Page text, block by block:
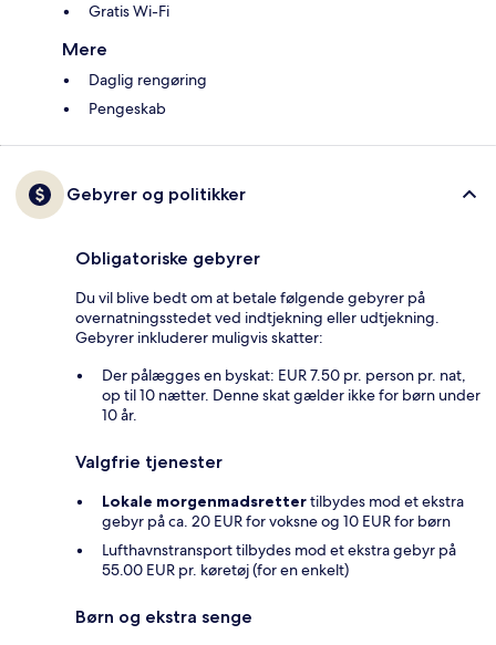
Gratis Wi-Fi
Mere
Daglig rengøring
Pengeskab
Gebyrer og politikker
Obligatoriske gebyrer
Du vil blive bedt om at betale følgende gebyrer på
overnatningsstedet ved indtjekning eller udtjekning.
Gebyrer inkluderer muligvis skatter:
Der pålægges en byskat: EUR 7.50 pr. person pr. nat,
op til 10 nætter. Denne skat gælder ikke for børn under
10 år.
Valgfrie tjenester
Lokale morgenmadsrettertilbydes mod et ekstra
gebyr på ca. 20 EUR for voksne og 10 EUR for børn
Lufthavnstransport tilbydes mod et ekstra gebyr på
55.00 EUR pr. køretøj (for en enkelt)
Børn og ekstra senge